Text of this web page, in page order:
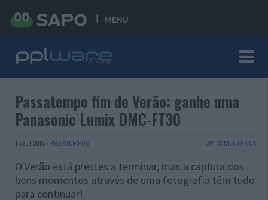
MENU
Passatempo fim de Verão: ganhe uma
Panasonic Lumix DMC-FT30
15 SET 2015 · PASSATEMPOS 394 COMENTÁRIOS
O Verão está prestes a terminar, mas a captura dos
bons momentos através de uma fotografia têm tudo
para continuar!